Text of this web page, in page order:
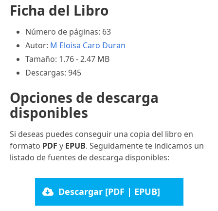
Ficha del Libro
Número de páginas: 63
Autor: M Eloisa Caro Duran
Tamaño: 1.76 - 2.47 MB
Descargas: 945
Opciones de descarga
disponibles
Si deseas puedes conseguir una copia del libro en
formato PDF y EPUB. Seguidamente te indicamos un
listado de fuentes de descarga disponibles:
Descargar [PDF | EPUB]